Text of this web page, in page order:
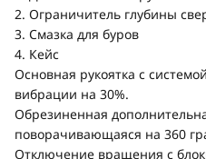
2. Ограничитель глубины
3. Смазка для буров
4. Кейс
Основная рукоятка с
вибрации на 30%.
Обрезиненная
поворачивающаяся на 360
Отключение вращения с